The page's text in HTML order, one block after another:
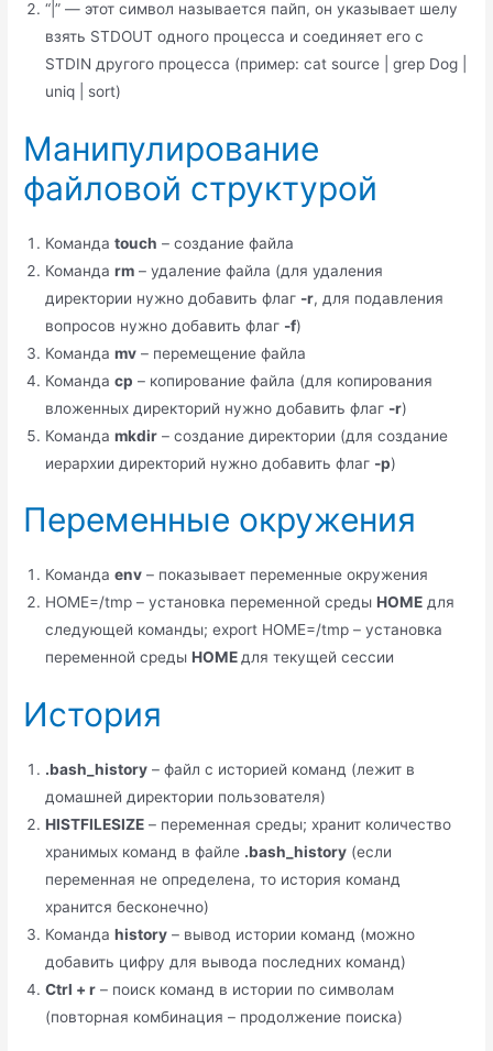
“|” — этот символ называется пайп, он указывает шелу
взять STDOUT одного процесса и соединяет его с
STDIN другого процесса (пример: cat source | grep Dog |
uniq | sort)
Манипулирование
файловой структурой
Командаtouch – создание файла
Командаrm – удаление файла (для удаления
директории нужно добавить флаг -r, для подавления
вопросов нужно добавить флаг -f)
Командаmv – перемещение файла
Командаcp – копирование файла (для копирования
вложенных директорий нужно добавить флаг -r)
Командаmkdir – создание директории (для создание
иерархии директорий нужно добавить флаг -p)
Переменные окружения
Командаenv – показывает переменные окружения
HOME=/tmp – установка переменной средыHOME для
следующей команды; export HOME=/tmp – установка
переменной средыHOMEдля текущей сессии
История
.bash_history – файл с историей команд (лежит в
домашней директории пользователя)
HISTFILESIZE – переменная среды; хранит количество
хранимых команд в файле .bash_history (если
переменная не определена, то история команд
хранится бесконечно)
Командаhistory – вывод истории команд (можно
добавить цифру для вывода последних команд)
Ctrl + r – поиск команд в истории по символам
(повторная комбинация – продолжение поиска)